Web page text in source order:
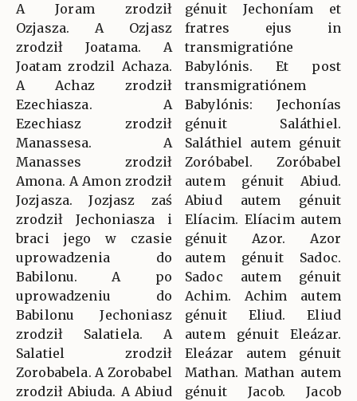
A Joram zrodził
Ozjasza. A Ozjasz
zrodził Joatama. A
Joatam zrodzil Achaza.
A Achaz zrodził
Ezechiasza. A
Ezechiasz zrodził
Manassesa. A
Manasses zrodził
Amona. A Amon zrodził
Jozjasza. Jozjasz zaś
zrodził Jechoniasza i
braci jego w czasie
uprowadzenia do
Babilonu. A po
uprowadzeniu do
Babilonu Jechoniasz
zrodził Salatiela. A
Salatiel zrodził
Zorobabela. A Zorobabel
zrodził Abiuda. A Abiud
génuit Jechoníam et
fratres ejus in
transmigratióne
Babylónis. Et post
transmigratiónem
Babylónis: Jechonías
génuit Saláthiel.
Saláthiel autem génuit
Zoróbabel. Zoróbabel
autem génuit Abiud.
Abiud autem génuit
Elíacim. Elíacim autem
génuit Azor. Azor
autem génuit Sadoc.
Sadoc autem génuit
Achim. Achim autem
génuit Eliud. Eliud
autem génuit Eleázar.
Eleázar autem génuit
Mathan. Mathan autem
génuit Jacob. Jacob